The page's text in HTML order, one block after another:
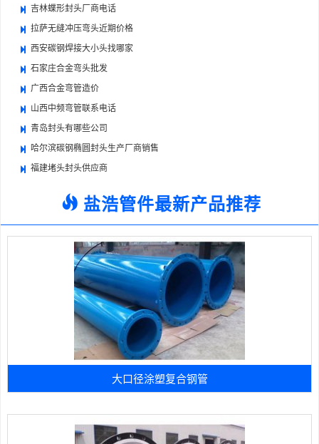
吉林蝶形封头厂商电话
拉萨无缝冲压弯头近期价格
西安碳钢焊接大小头找哪家
石家庄合金弯头批发
广西合金弯管造价
山西中频弯管联系电话
青岛封头有哪些公司
哈尔滨碳钢椭圆封头生产厂商销售
福建堵头封头供应商
盐浩管件最新产品推荐
大口径涂塑复合钢管